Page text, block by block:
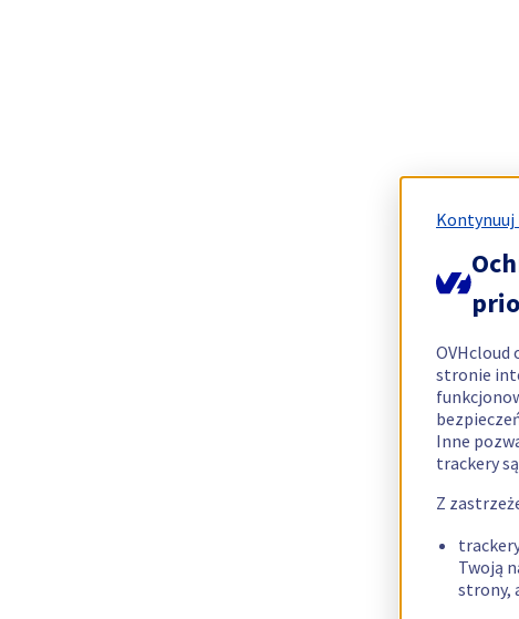
Kontynuuj
OVHcloud
stronie
Inne
trackery
Z
Twoją
strony,